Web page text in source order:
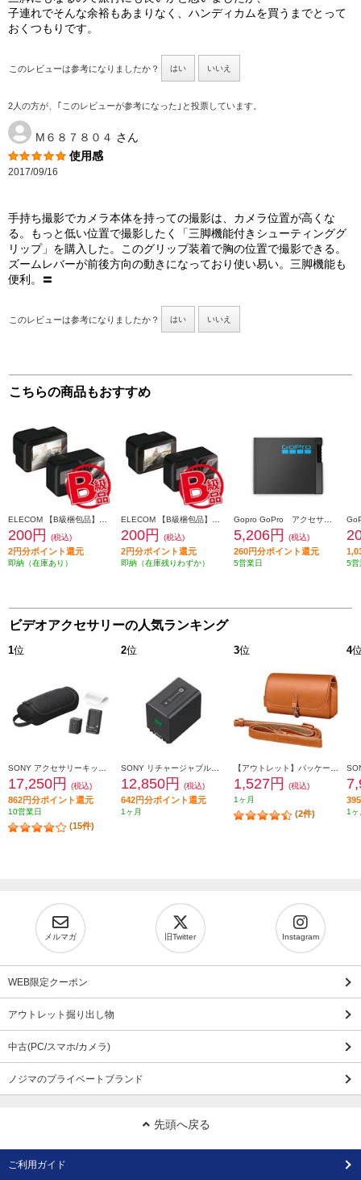
子連れでそんな余裕もあまりなく、ハンディカムを買うまでとって
おくつもりです。
このレビューは参考になりましたか？ はい いいえ
2人の方が、｢このレビューが参考になった｣と投票しています。
M６８７８０４ さん
使用感
2017/09/16
手持ち撮影でカメラ本体を持っての撮影は、カメラ位置が高くな
る。もっと低い位置で撮影したく「三脚機能付きシューティンググ
リップ」を購入した。このグリップ装着で胸の位置で撮影できる。
ズームレバーが前後方向の動きになっており使い易い。三脚機能も
便利。〓
このレビューは参考になりましたか？ はい いいえ
こちらの商品もおすすめ
200円 (税込)
2円分ポイント還元
即納（在庫あり）
200円 (税込)
2円分ポイント還元
即納（在庫残りわずか）
5,206円 (税込)
260円分ポイント還元
5営業日 5営
ビデオアクセサリーの人気ランキング
1位
17,250円 (税込)
862円分ポイント還元
10営業日
(15件)
2位
12,850円 (税込)
642円分ポイント還元
1ヶ月
3位
1,527円
(税込)
1ヶ月
(2件)
4
1ヶ
メルマガ 旧Twitter Instagram
WEB限定クーポン
アウトレット掘り出し物
中古(PC/スマホ/カメラ)
ノジマのプライベートブランド
先頭へ戻る
ご利用ガイド